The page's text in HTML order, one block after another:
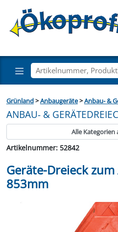
Grünland>Anbaugeräte>Anbau- &
ANBAU- &
Alle Kategorien
Artikelnummer: 52842
Geräte-Dreieck
853mm